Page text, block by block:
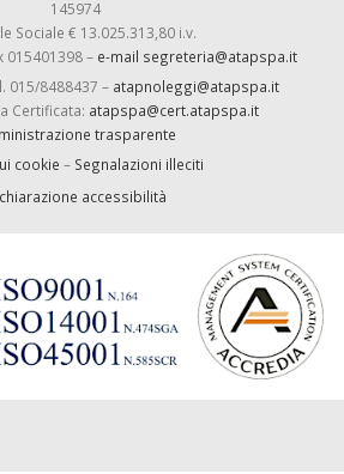
145974
Sociale € 13.025.313,80 i.v.
015401398 – e-mail segreteria@atapspa.it
015/8488437 – atapnoleggi@atapspa.it
Certificata: atapspa@cert.atapspa.it
trasparente
cookie – Segnalazioni illeciti
accessibilità